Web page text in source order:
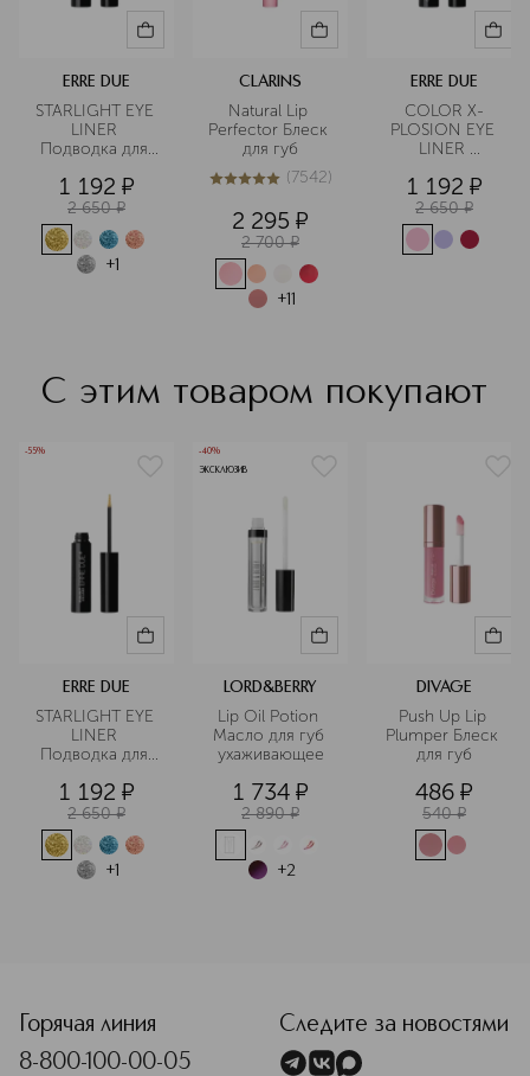
ERRE DUE
STARLIGHT EYE
LINER
Подводка для
блестками
1 192 ¤
2 650 ¤
+1
CLARINS
Natural Lip
Perfector Блеск
для губ
5из 57542 (7542)
2 295 ¤
2 700 ¤
+11
ERRE DUE
COLOR X-
PLOSION EYE
LINER
глаз
1 192 ¤
2 650 ¤
С этим товаром покупают
-55%
ERRE DUE
STARLIGHT EYE
LINER
Подводка для
блестками
1 192 ¤
2 650 ¤
+1
-40%
ЭКСКЛЮЗИВ
LORD&BERRY
Lip Oil Potion
Масло для губ
ухаживающее
1 734 ¤
2 890 ¤
+2
DIVAGE
Push Up Lip
Plumper Блеск
для губ
486 ¤
540 ¤
Горячая линия
8-800-100-00-05
Следите за новостями